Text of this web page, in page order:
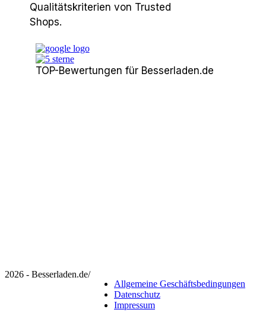
Qualitätskriterien von Trusted
Shops.
TOP-Bewertungen für Besserladen.de
2026 - Besserladen.de/
Allgemeine Geschäftsbedingungen
Datenschutz
Impressum